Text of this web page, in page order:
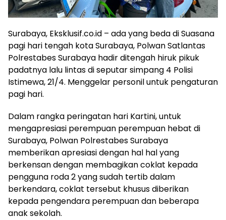
Surabaya, Eksklusif.co.id – ada yang beda di Suasana
pagi hari tengah kota Surabaya, Polwan Satlantas
Polrestabes Surabaya hadir ditengah hiruk pikuk
padatnya lalu lintas di seputar simpang 4 Polisi
Istimewa, 21/4. Menggelar personil untuk pengaturan
pagi hari.
Dalam rangka peringatan hari Kartini, untuk
mengapresiasi perempuan perempuan hebat di
Surabaya, Polwan Polrestabes Surabaya
memberikan apresiasi dengan hal hal yang
berkensan dengan membagikan coklat kepada
pengguna roda 2 yang sudah tertib dalam
berkendara, coklat tersebut khusus diberikan
kepada pengendara perempuan dan beberapa
anak sekolah.